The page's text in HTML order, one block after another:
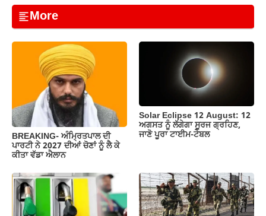
c
e
b
o
o
k
at
s
A
p
p
gr y e
More
BREAKING- ਅੰਮ੍ਰਿਤਪਾਲ ਦੀ
ਪਾਰਟੀ ਨੇ 2027 ਦੀਆਂ ਚੋਣਾਂ ਨੂੰ ਲੈ ਕੇ
ਕੀਤਾ ਵੱਡਾ ਐਲਾਨ
Solar Eclipse 12 August: 12
ਅਗਸਤ ਨੂੰ ਲੱਗੇਗਾ ਸੂਰਜ ਗ੍ਰਹਿਣ,
ਜਾਣੋ ਪੂਰਾ ਟਾਈਮ-ਟੇਬਲ